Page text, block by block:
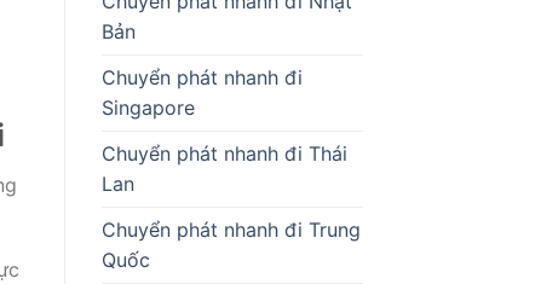
Bản
Chuyển phát nhanh đi
Singapore
Chuyển phát nhanh đi Thái
Lan
Chuyển phát nhanh đi Trung
Quốc